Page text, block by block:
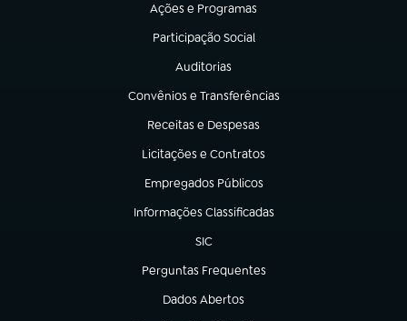
Ações e Programas
(abre em nova aba)
Participação Social
(abre em nova aba)
Auditorias
(abre em nova aba)
Convênios e Transferências
(abre em nova aba)
Receitas e Despesas
(abre em nova aba)
Licitações e Contratos
(abre em nova aba)
Empregados Públicos
(abre em nova aba)
Informações Classificadas
(abre em nova aba)
SIC
(abre em nova aba)
Perguntas Frequentes
(abre em nova aba)
Dados Abertos
(abre em nova aba)